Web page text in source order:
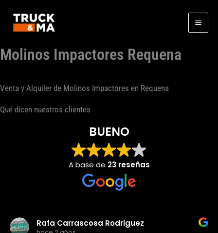
contenido
Molinos Impactores Requena
Venta y Alquiler de Molinos Impactores en Requena
Qué dicen nuestros clientes
BUENO
A base de 23 reseñas
Adolfo j llorems pastor